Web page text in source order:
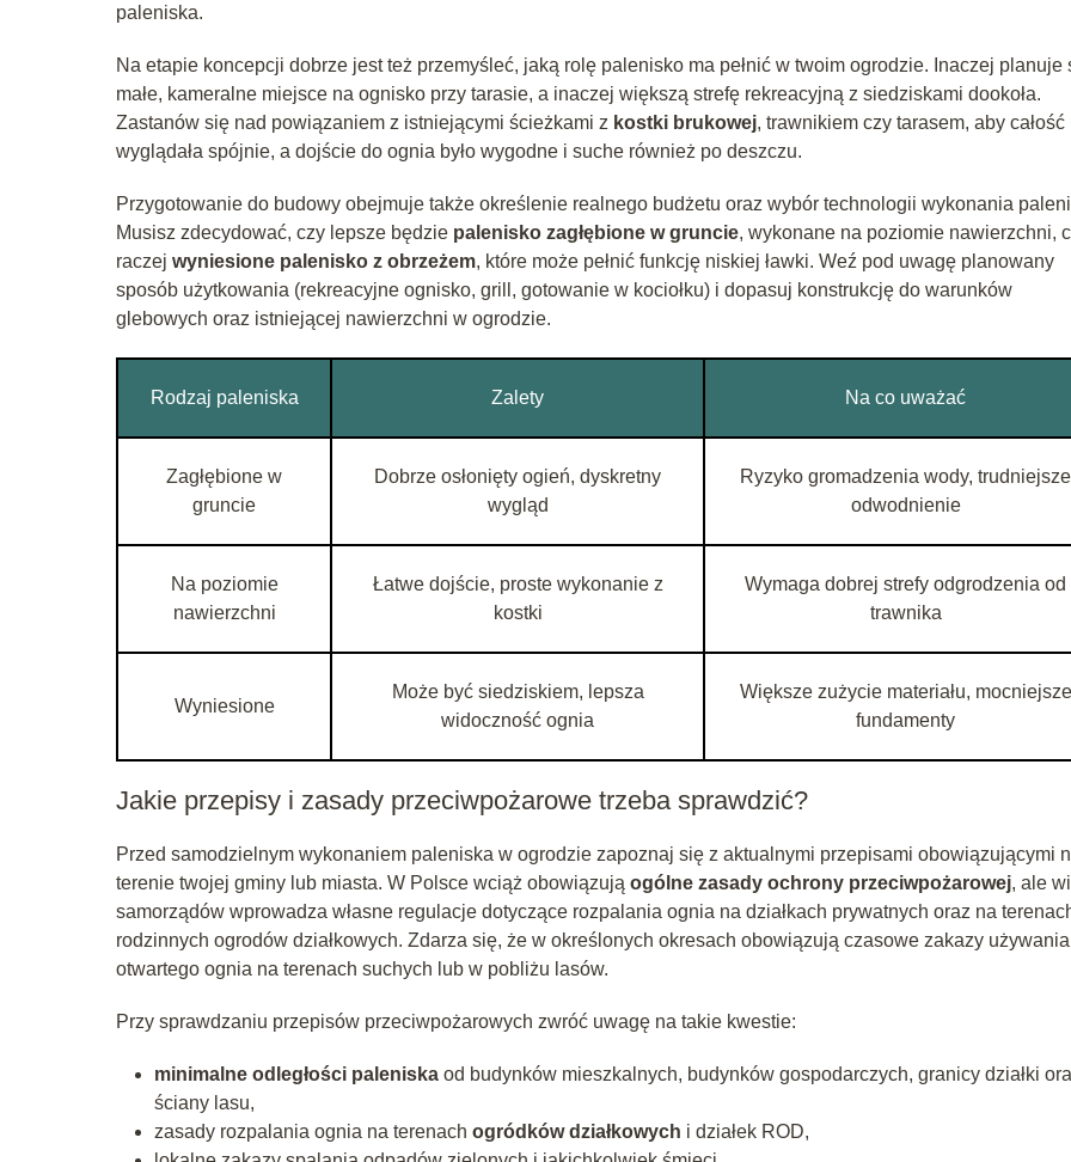
paleniska.
Na etapie koncepcji dobrze jest też przemyśleć, jaką rolę palenisko ma pełnić w twoim ogrodzie. Inaczej planuje
małe, kameralne miejsce na ognisko przy tarasie, a inaczej większą strefę rekreacyjną z siedziskami dookoła.
Zastanów się nad powiązaniem z istniejącymi ścieżkami z kostki brukowej, trawnikiem czy tarasem, aby całość
wyglądała spójnie, a dojście do ognia było wygodne i suche również po deszczu.
Przygotowanie do budowy obejmuje także określenie realnego budżetu oraz wybór technologii wykonania
Musisz zdecydować, czy lepsze będzie palenisko zagłębione w gruncie, wykonane na poziomie nawierzchni,
raczej wyniesione palenisko z obrzeżem, które może pełnić funkcję niskiej ławki. Weź pod uwagę planowany
sposób użytkowania (rekreacyjne ognisko, grill, gotowanie w kociołku) i dopasuj konstrukcję do warunków
glebowych oraz istniejącej nawierzchni w ogrodzie.
Rodzaj paleniska Zalety Na co uważać
Zagłębione w
gruncie
Dobrze osłonięty ogień, dyskretny
wygląd
Ryzyko gromadzenia wody, trudniejsze
odwodnienie
Na poziomie
nawierzchni
Łatwe dojście, proste wykonanie z
kostki
Wymaga dobrej strefy odgrodzenia od
trawnika
Wyniesione
Może być siedziskiem, lepsza
widoczność ognia
Większe zużycie materiału, mocniejsze
fundamenty
Jakie przepisy i zasady przeciwpożarowe trzeba sprawdzić?
Przed samodzielnym wykonaniem paleniska w ogrodzie zapoznaj się z aktualnymi przepisami obowiązującymi
terenie twojej gminy lub miasta. W Polsce wciąż obowiązują ogólne zasady ochrony przeciwpożarowej, ale
samorządów wprowadza własne regulacje dotyczące rozpalania ognia na działkach prywatnych oraz na
rodzinnych ogrodów działkowych. Zdarza się, że w określonych okresach obowiązują czasowe zakazy używania
otwartego ognia na terenach suchych lub w pobliżu lasów.
Przy sprawdzaniu przepisów przeciwpożarowych zwróć uwagę na takie kwestie:
minimalne odległości paleniska od budynków mieszkalnych, budynków gospodarczych, granicy działki
ściany lasu,
zasady rozpalania ognia na terenach ogródków działkowych i działek ROD,